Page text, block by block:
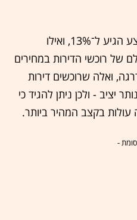
בשנה שעברה שיעורם הממוצע הגיע ל־13%, ואילו
ל־11%. משקלם של רוכשי הדירות במחירים
בהדרגה, ואלה שרוכשים דירות
שקל נותר יציב - ולכן ניתן להגיד כי
בקצב המהיר ביותר.
-